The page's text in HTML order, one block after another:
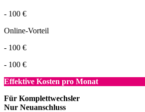
- 100 €
Online-Vorteil
- 100 €
- 100 €
Effektive Kosten pro Monat
Für Komplettwechsler
Nur Neuanschluss